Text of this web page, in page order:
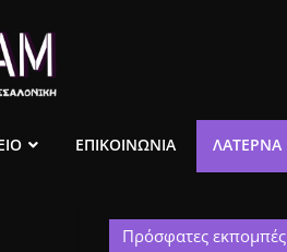
ΕΠΙΚΟΙΝΩΝΙΑ ΛΑΤΈΡΝΑ
Πρόσφατες εκπομπές